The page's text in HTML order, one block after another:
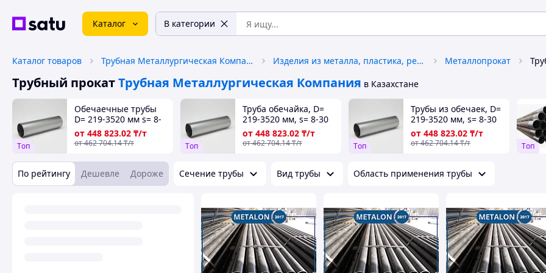
Каталог В категории
Каталог товаров Трубная Металлургическая Компания Изделия из металла, пластика, резины Металлопрокат
Трубный прокатТрубная Металлургическая Компания в Казахстане
Tоп
Обечаечные трубы
D= 219-3520 мм s= 8-
24 мм, Марка: 09г2с;
17г1с; 20; 3сп5
от 448 823.02 ₸/т
от462 704.14₸/т Tоп
Труба обечайка, D=
219-3520 мм, s= 8-30
мм, Марка: 09г2с;
17г1с; 20...
от 448 823.02 ₸/т
от462 704.14₸/т Tоп
Трубы из обечаек, D=
219-3520 мм, s= 8-30
мм, Марка: 09г2с;
17г1с; 20...
от 448 823.02 ₸/т
от462 704.14₸/т Tоп
По рейтингу Дешевле Дороже Сечение трубы Вид трубы Область применения трубы